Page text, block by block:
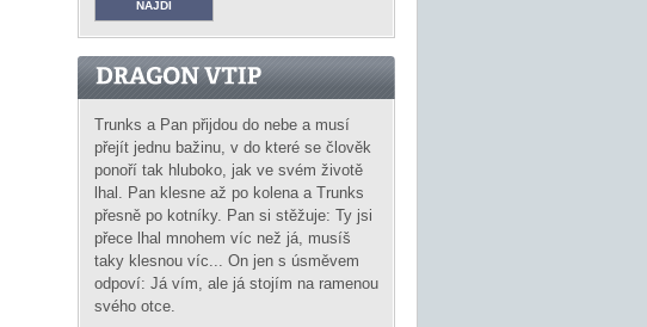
Trunks a Pan přijdou do nebe a musí
přejít jednu bažinu, v do které se člověk
ponoří tak hluboko, jak ve svém životě
lhal. Pan klesne až po kolena a Trunks
přesně po kotníky. Pan si stěžuje: Ty jsi
přece lhal mnohem víc než já, musíš
taky klesnou víc... On jen s úsměvem
odpoví: Já vím, ale já stojím na ramenou
svého otce.